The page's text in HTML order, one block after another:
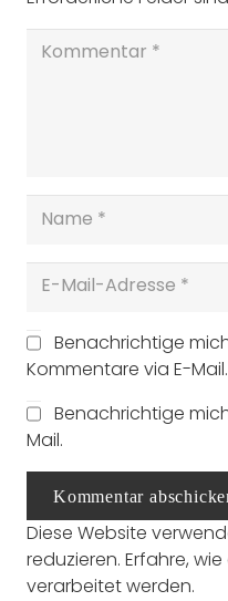
Benachrichtige
Kommentare via E-Mail.
Benachrichtige
Mail.
Kommentar
Diese Website
reduzieren. Erfahre,
verarbeitet werden.